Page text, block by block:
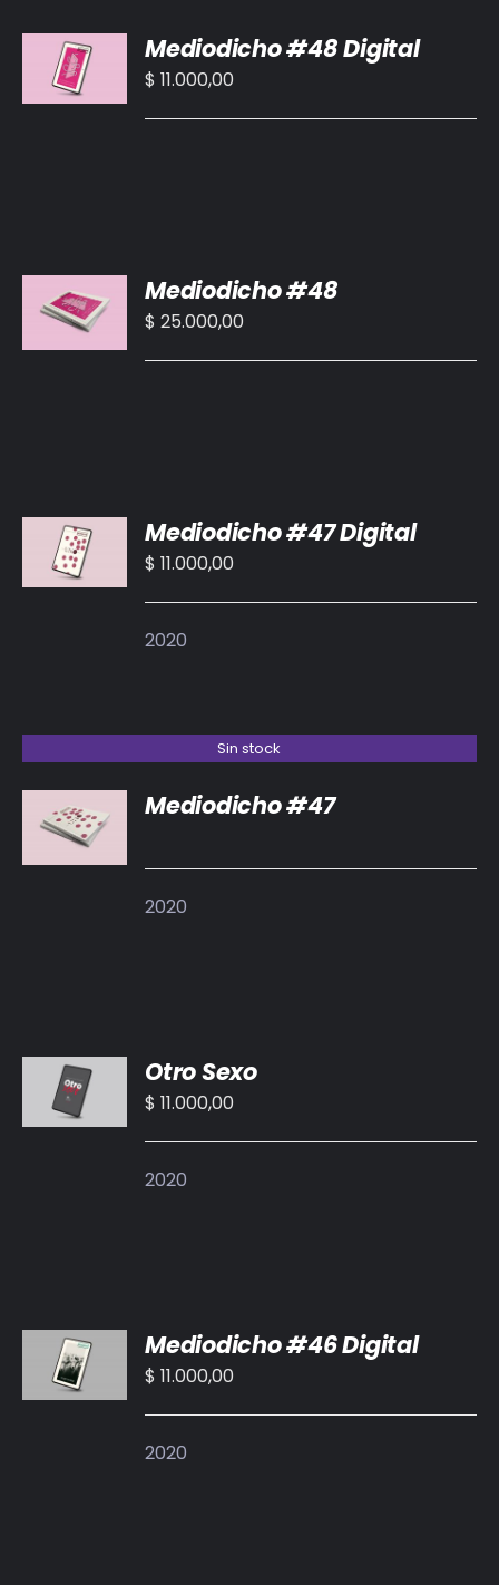
AL
CARRITO
/
Mediodicho #48 Digital
$ 11.000,00
AL
CARRITO
/
Mediodicho #48
$ 25.000,00
AL
CARRITO
/
Mediodicho #47 Digital
$ 11.000,00
2020
Sin stock
DETALLES
Mediodicho #47
2020
AL
CARRITO
/
Otro Sexo
$ 11.000,00
2020
AL
CARRITO
/
Mediodicho #46 Digital
$ 11.000,00
2020